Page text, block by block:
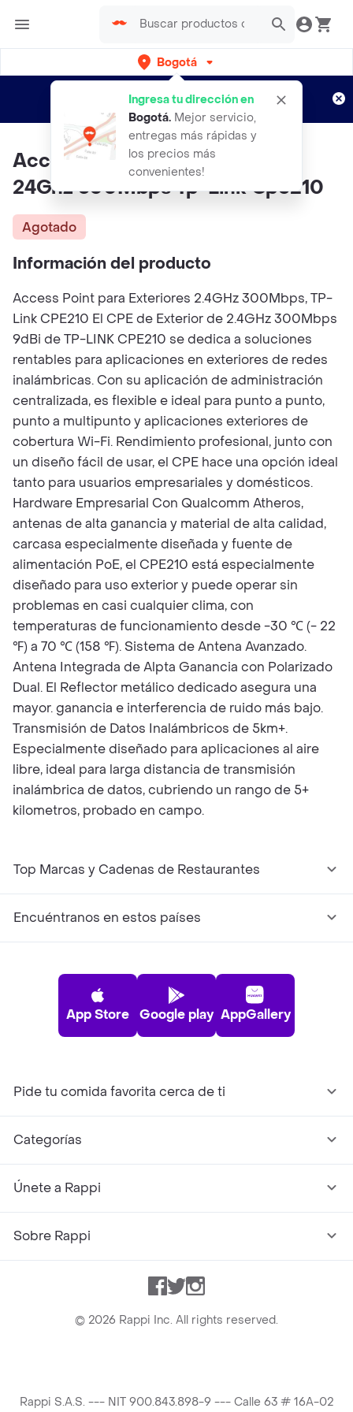
Bogotá
Ingresa tu dirección en
Bogotá. Mejor servicio,
entregas más rápidas y
los precios más
convenientes!
envíos gratis por semanas
Aplican TyC
Access Point Para Exteriores
24Ghz 300Mbps Tp-Link Cpe210
Agotado
Información del producto
Access Point para Exteriores 2.4GHz 300Mbps, TP-
Link CPE210 El CPE de Exterior de 2.4GHz 300Mbps
9dBi de TP-LINK CPE210 se dedica a soluciones
rentables para aplicaciones en exteriores de redes
inalámbricas. Con su aplicación de administración
centralizada, es flexible e ideal para punto a punto,
punto a multipunto y aplicaciones exteriores de
cobertura Wi-Fi. Rendimiento profesional, junto con
un diseño fácil de usar, el CPE hace una opción ideal
tanto para usuarios empresariales y domésticos.
Hardware Empresarial Con Qualcomm Atheros,
antenas de alta ganancia y material de alta calidad,
carcasa especialmente diseñada y fuente de
alimentación PoE, el CPE210 está especialmente
diseñado para uso exterior y puede operar sin
problemas en casi cualquier clima, con
temperaturas de funcionamiento desde -30 ℃ (- 22
℉) a 70 ℃ (158 ℉). Sistema de Antena Avanzado.
Antena Integrada de Alpta Ganancia con Polarizado
Dual. El Reflector metálico dedicado asegura una
mayor. ganancia e interferencia de ruido más bajo.
Transmisión de Datos Inalámbricos de 5km+.
Especialmente diseñado para aplicaciones al aire
libre, ideal para larga distancia de transmisión
inalámbrica de datos, cubriendo un rango de 5+
kilometros, probado en campo.
Top Marcas y Cadenas de Restaurantes
Encuéntranos en estos países
App Store Google play AppGallery
Pide tu comida favorita cerca de ti
Categorías
Únete a Rappi
Sobre Rappi
Facebook
TwitterInstagram
© 2026 Rappi Inc. All rights reserved.
Rappi S.A.S. --- NIT 900.843.898-9 --- Calle 63 # 16A-02